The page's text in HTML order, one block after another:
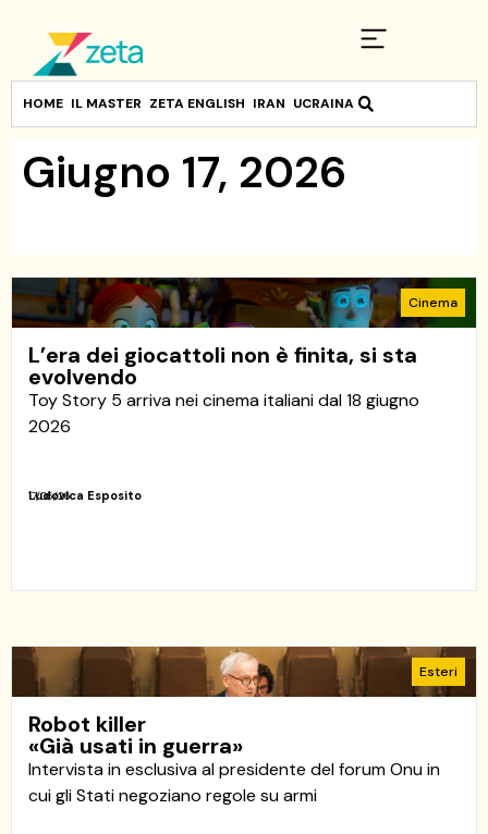
HOME IL MASTER ZETA ENGLISH IRAN UCRAINA
Giugno 17, 2026
Cinema
L’era dei giocattoli non è finita, si sta
evolvendo
Toy Story 5 arriva nei cinema italiani dal 18 giugno
2026
17/06/26
Ludovica Esposito
Esteri
Robot killer
«Già usati in guerra»
Intervista in esclusiva al presidente del forum Onu in
cui gli Stati negoziano regole su armi